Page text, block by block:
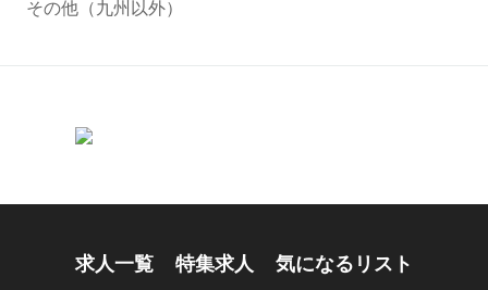
その他（九州以外）
求人一覧 特集求人
気になるリスト